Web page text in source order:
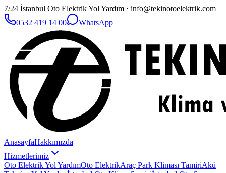
7/24 İstanbul Oto Elektrik Yol Yardım · info@tekinotoelektrik.com
0532 419 14 00
WhatsApp
AnasayfaHakkımızda
Hizmetlerimiz
Oto Elektrik Yol YardımOto ElektrikAraç Park Kliması TamiriAkü